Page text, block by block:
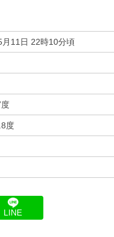
月11日 22時10分頃
度
LINE